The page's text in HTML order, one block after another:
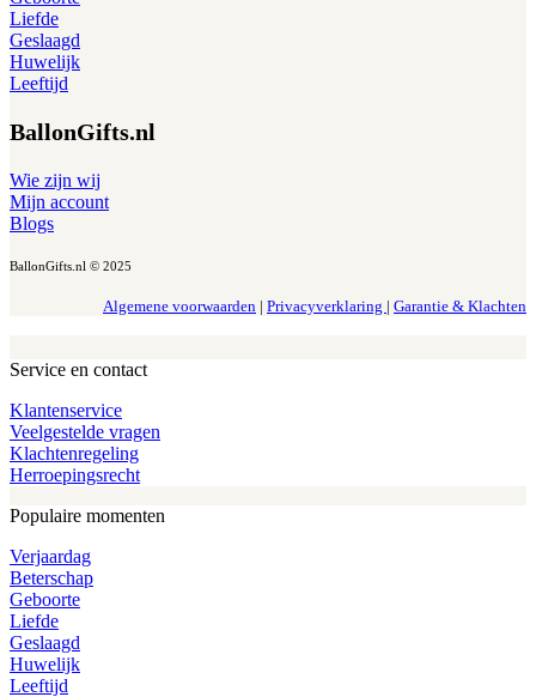
Liefde
Geslaagd
Huwelijk
Leeftijd
BallonGifts.nl
Wie zijn wij
Mijn account
Blogs
BallonGifts.nl © 2025
Algemene voorwaarden | Privacyverklaring | Garantie & Klachten
Service en contact
Klantenservice
Veelgestelde vragen
Klachtenregeling
Herroepingsrecht
Populaire momenten
Verjaardag
Beterschap
Geboorte
Liefde
Geslaagd
Huwelijk
Leeftijd